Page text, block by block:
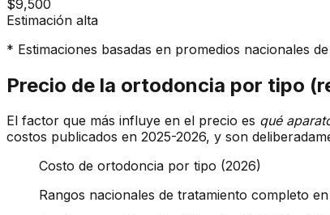
$9,500
Estimación alta
* Estimaciones basadas en promedios nacionales
Precio de la ortodoncia por tipo
El factor que más influye en el precio es qué
costos publicados en 2025-2026, y son
Costo de ortodoncia por tipo (2026)
Rangos nacionales de tratamiento completo